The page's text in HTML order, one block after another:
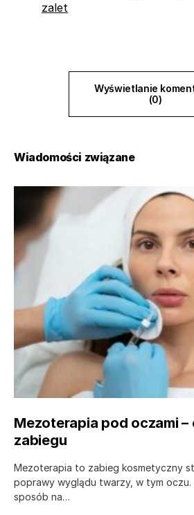
zalet
Wyświetlanie
(0)
Wiadomości związane
Mezoterapia pod oczami –
zabiegu
Mezoterapia to zabieg kosmetyczny
poprawy wyglądu twarzy, w tym
sposób na…